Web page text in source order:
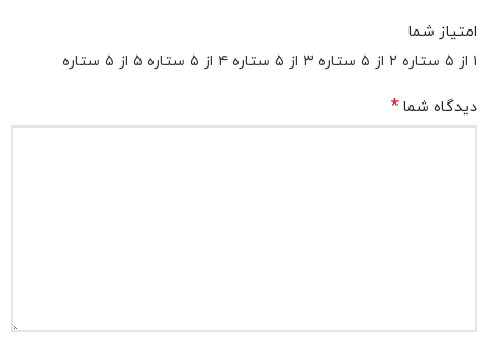
امتیاز شما
۱ از ۵ ستاره
۲ از ۵ ستاره ۳ از ۵ ستاره ۴ از ۵ ستاره ۵ از ۵ ستاره
دیدگاه شما *